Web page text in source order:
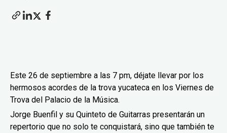
Este 26 de septiembre a las 7 pm, déjate llevar por los
hermosos acordes de la trova yucateca en los Viernes de
Trova del Palacio de la Música.
Jorge Buenfil y su Quinteto de Guitarras presentarán un
repertorio que no solo te conquistará, sino que también te